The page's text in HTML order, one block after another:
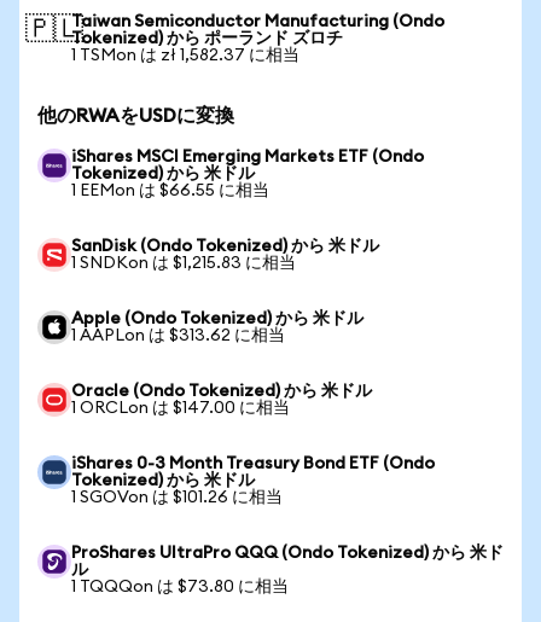
🇵🇱Taiwan Semiconductor Manufacturing (Ondo
Tokenized) から ポーランド ズロチ
1 TSMon は zł 1,582.37 に相当
他のRWAをUSDに変換
iShares MSCI Emerging Markets ETF (Ondo
Tokenized) から 米ドル
1 EEMon は $66.55 に相当
SanDisk (Ondo Tokenized) から 米ドル
1 SNDKon は $1,215.83 に相当
Apple (Ondo Tokenized) から 米ドル
1 AAPLon は $313.62 に相当
Oracle (Ondo Tokenized) から 米ドル
1 ORCLon は $147.00 に相当
iShares 0-3 Month Treasury Bond ETF (Ondo
Tokenized) から 米ドル
1 SGOVon は $101.26 に相当
ProShares UltraPro QQQ (Ondo Tokenized) から 米ド
ル
1 TQQQon は $73.80 に相当